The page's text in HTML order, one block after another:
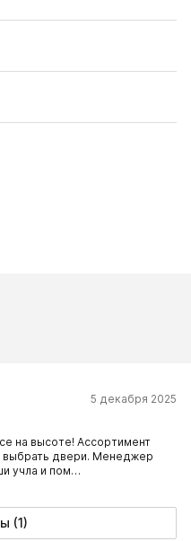
5 декабря 2025
на высоте! Ассортимент
двери. Менеджер
учла и пом…
(1)